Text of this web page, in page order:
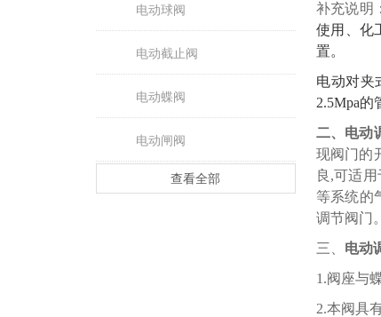
电动球阀
电动截止阀
电动蝶阀
电动闸阀
查看全部
补充说明：
使用、化
置。
电动对夹
2.5Mpa的
二、电动
现阀门的
良,可适
等系统的
调节阀门。
三、 电动
1.阀座与
2.本阀具